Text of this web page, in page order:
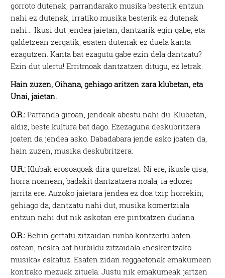
gorroto dutenak, parrandarako musika besterik entzun
nahi ez dutenak, irratiko musika besterik ez dutenak
nahi… Ikusi dut jendea jaietan, dantzarik egin gabe, eta
galdetzean zergatik, esaten dutenak ez duela kanta
ezagutzen. Kanta bat ezagutu gabe ezin dela dantzatu?
Ezin dut ulertu! Erritmoak dantzatzen ditugu, ez letrak.
Hain zuzen, Oihana, gehiago aritzen zara klubetan, eta
Unai, jaietan.
O.R.: Parranda giroan, jendeak abestu nahi du. Klubetan,
aldiz, beste kultura bat dago. Ezezaguna deskubritzera
joaten da jendea asko. Dabadabara jende asko joaten da,
hain zuzen, musika deskubritzera.
U.R.: Klubak erosoagoak dira guretzat. Ni ere, ikusle gisa,
horra noanean, badakit dantzatzera noala, ia edozer
jarrita ere. Auzoko jaietara jendea ez doa txip horrekin;
gehiago da, dantzatu nahi dut, musika komertziala
entzun nahi dut nik askotan ere pintxatzen dudana.
O.R.: Behin gertatu zitzaidan runba kontzertu baten
ostean, neska bat hurbildu zitzaidala «neskentzako
musika» eskatuz. Esaten zidan reggaetonak emakumeen
kontrako mezuak zituela. Justu nik emakumeak jartzen